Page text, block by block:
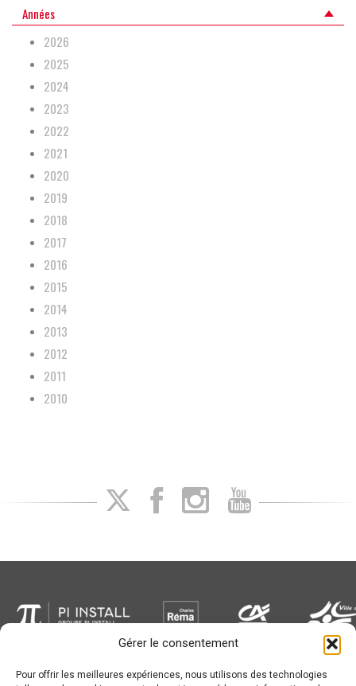
Gérer le consentement
Pour offrir les meilleures expériences, nous utilisons des technologies
Années
2026
2025
2024
2023
2022
2021
2020
2019
2018
2017
2016
2015
2014
2013
2012
2011
2010